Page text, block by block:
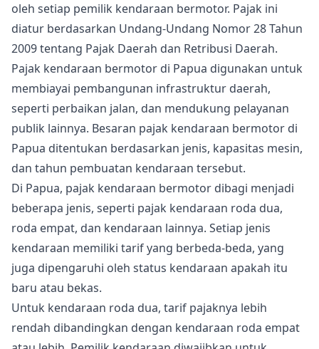
oleh setiap pemilik kendaraan bermotor. Pajak ini
diatur berdasarkan Undang-Undang Nomor 28 Tahun
2009 tentang Pajak Daerah dan Retribusi Daerah.
Pajak kendaraan bermotor di Papua digunakan untuk
membiayai pembangunan infrastruktur daerah,
seperti perbaikan jalan, dan mendukung pelayanan
publik lainnya. Besaran pajak kendaraan bermotor di
Papua ditentukan berdasarkan jenis, kapasitas mesin,
dan tahun pembuatan kendaraan tersebut.
Di Papua, pajak kendaraan bermotor dibagi menjadi
beberapa jenis, seperti pajak kendaraan roda dua,
roda empat, dan kendaraan lainnya. Setiap jenis
kendaraan memiliki tarif yang berbeda-beda, yang
juga dipengaruhi oleh status kendaraan apakah itu
baru atau bekas.
Untuk kendaraan roda dua, tarif pajaknya lebih
rendah dibandingkan dengan kendaraan roda empat